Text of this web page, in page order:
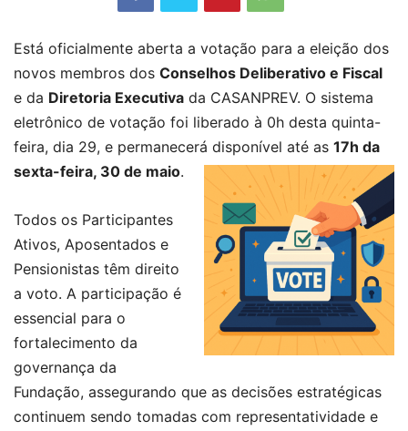
Está oficialmente aberta a votação para a eleição dos
novos membros dos Conselhos Deliberativo e Fiscal
e da Diretoria Executiva da CASANPREV. O sistema
eletrônico de votação foi liberado à 0h desta quinta-
feira, dia 29, e permanecerá disponível até as 17h da
sexta-feira, 30 de maio.
Todos os Participantes
Ativos, Aposentados e
Pensionistas têm direito
a voto. A participação é
essencial para o
fortalecimento da
governança da
Fundação, assegurando que as decisões estratégicas
continuem sendo tomadas com representatividade e